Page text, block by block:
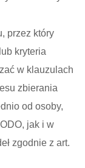
przez który
kryteria
w klauzulach
zbierania
od osoby,
jak i w
zgodnie z art.